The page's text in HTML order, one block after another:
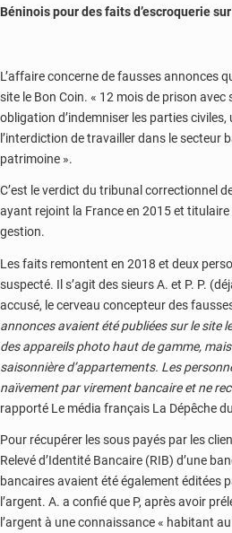
Béninois pour des faits d’escroquerie
L’affaire concerne de fausses annonces
site le Bon Coin. « 12 mois de prison
obligation d’indemniser les parties civiles,
l’interdiction de travailler dans le secteur
patrimoine ».
C’est le verdict du tribunal correctionnel
ayant rejoint la France en 2015 et titulaire
gestion.
Les faits remontent en 2018 et deux
suspecté. Il s’agit des sieurs A. et P. P.
accusé, le cerveau concepteur des
annonces avaient été publiées sur le site
des appareils photo haut de gamme,
saisonnière d’appartements. Les
naïvement par virement bancaire et ne
rapporté Le média français La Dépêche
Pour récupérer les sous payés par les
Relevé d’Identité Bancaire (RIB) d’une
bancaires avaient été également éditées
l’argent. A. a confié que P, après avoir
l’argent à une connaissance « habitant